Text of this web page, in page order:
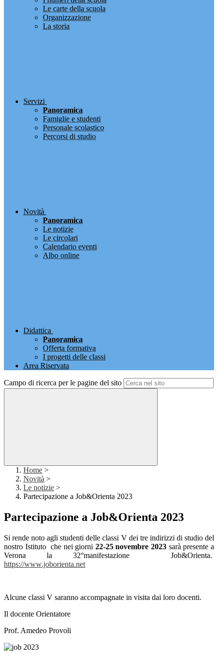
Le carte della scuola
Organizzazione
La storia
Servizi
Panoramica
Famiglie e studenti
Personale scolastico
Percorsi di studio
Novità
Panoramica
Le notizie
Le circolari
Calendario eventi
Albo online
Didattica
Panoramica
Offerta formativa
I progetti delle classi
Area Riservata
Campo di ricerca per le pagine del sito
Home >
Novità >
Le notizie >
Partecipazione a Job&Orienta 2023
Partecipazione a Job&Orienta 2023
Si rende noto agli studenti delle classi V dei tre indirizzi di studio del
nostro Istituto che nei giorni 22-25 novembre 2023 sarà presente a
Verona la 32°manifestazione Job&Orienta.
https://www.joborienta.net
Alcune classi V saranno accompagnate in visita dai loro docenti.
Il docente Orientatore
Prof. Amedeo Provoli